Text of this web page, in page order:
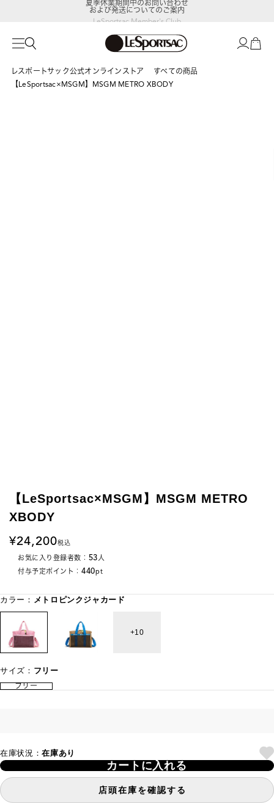
LeSportsac Member's Club
ポイントアップキャンペーン開催中
および発送についてのご案内
レスポートサック公式オンラインストア
すべての商品
【LeSportsac×MSGM】MSGM METRO XBODY
【LeSportsac×MSGM】MSGM METRO
XBODY
24,200税込
お気に入り登録者数： 53人
付与予定ポイント： 440pt
カラー： メトロピンクジャカード
10
サイズ： フリー
フリー
在庫状況：在庫あり
カートに入れる
店頭在庫を確認する